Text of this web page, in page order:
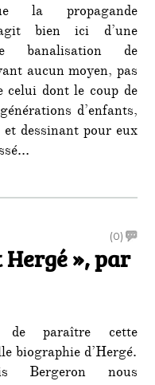
la propagande
bien ici d’une
banalisation de
aucun moyen, pas
celui dont le coup de
d’enfants,
dessinant pour eux
(0)on
«
»,
par
Hergé », par
de paraître cette
biographie d’Hergé.
Bergeron nous